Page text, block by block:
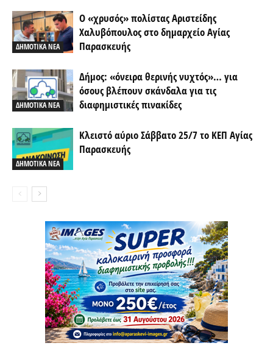
ΔΗΜΟΤΙΚΑ ΝΕΑ
Ο «χρυσός» πολίστας Αριστείδης
Χαλυβόπουλος στο δημαρχείο Αγίας
Παρασκευής
ΔΗΜΟΤΙΚΑ ΝΕΑ
Δήμος: «όνειρα θερινής νυχτός»… για
όσους βλέπουν σκάνδαλα για τις
διαφημιστικές πινακίδες
ΔΗΜΟΤΙΚΑ ΝΕΑ
Κλειστό αύριο Σάββατο 25/7 το ΚΕΠ Αγίας
Παρασκευής